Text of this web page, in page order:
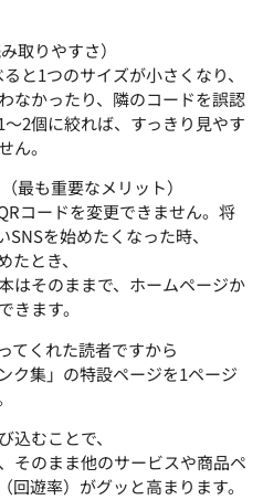
取りやすさ）
と1つのサイズが小さくなり、
なかったり、隣のコードを誤認
2個に絞れば、すっきり見やす
ん。
最も重要なメリット）
コードを変更できません。将
を始めたくなった時、
とき、
はそのままで、ホームページか
きます。
てくれた読者ですから
ク集」の特設ページを1ページ
込むことで、
そのまま他のサービスや商品ペ
遊率）がグッと高まります。